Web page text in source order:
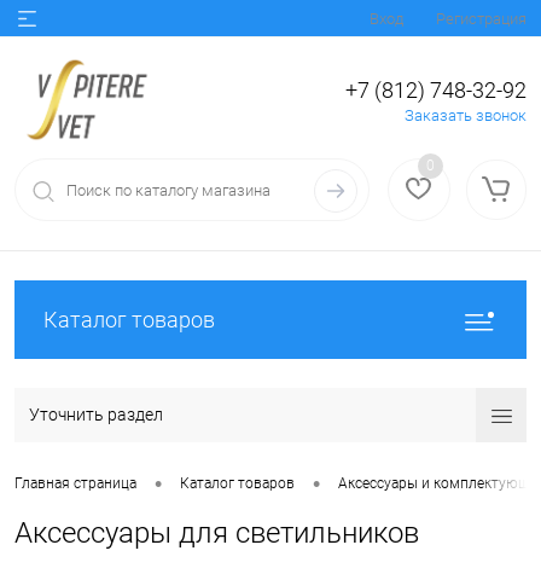
Вход Регистрация
+7 (812) 748-32-92
Заказать звонок
0
Каталог товаров
Уточнить раздел
Главная страница • Каталог товаров • Аксессуары и
Аксессуары для светильников